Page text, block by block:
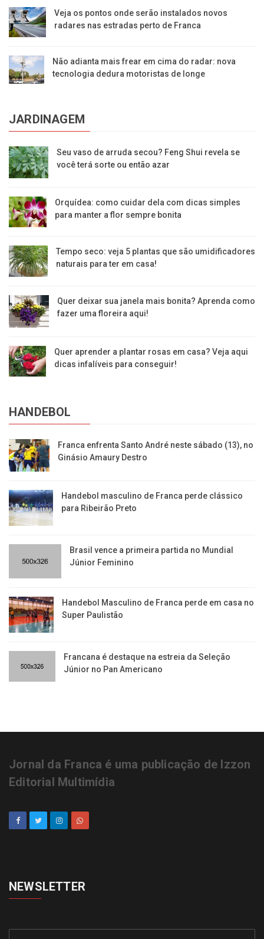
Veja os pontos onde serão instalados novos
radares nas estradas perto de Franca
Não adianta mais frear em cima do radar: nova
tecnologia dedura motoristas de longe
JARDINAGEM
Seu vaso de arruda secou? Feng Shui revela se
você terá sorte ou então azar
Orquídea: como cuidar dela com dicas simples
para manter a flor sempre bonita
Tempo seco: veja 5 plantas que são umidificadores
naturais para ter em casa!
Quer deixar sua janela mais bonita? Aprenda como
fazer uma floreira aqui!
Quer aprender a plantar rosas em casa? Veja aqui
dicas infalíveis para conseguir!
HANDEBOL
Franca enfrenta Santo André neste sábado (13), no
Ginásio Amaury Destro
Handebol masculino de Franca perde clássico
para Ribeirão Preto
Brasil vence a primeira partida no Mundial
Júnior Feminino
Handebol Masculino de Franca perde em casa no
Super Paulistão
Francana é destaque na estreia da Seleção
Júnior no Pan Americano
Jornal da Franca é uma publicação de Izzon
Editorial Multimídia
NEWSLETTER